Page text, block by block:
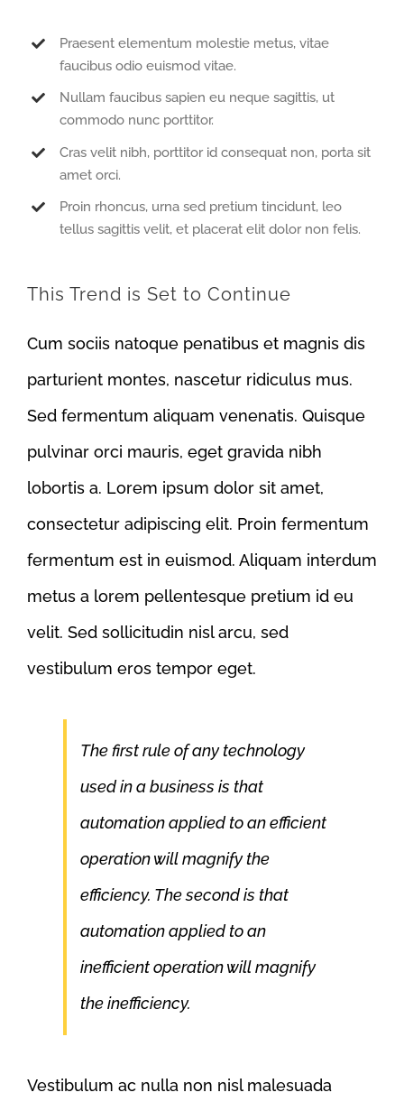
Praesent elementum molestie metus, vitae
faucibus odio euismod vitae.
Nullam faucibus sapien eu neque sagittis, ut
commodo nunc porttitor.
Cras velit nibh, porttitor id consequat non, porta sit
amet orci.
Proin rhoncus, urna sed pretium tincidunt, leo
tellus sagittis velit, et placerat elit dolor non felis.
This Trend is Set to Continue
Cum sociis natoque penatibus et magnis dis
parturient montes, nascetur ridiculus mus.
Sed fermentum aliquam venenatis. Quisque
pulvinar orci mauris, eget gravida nibh
lobortis a. Lorem ipsum dolor sit amet,
consectetur adipiscing elit. Proin fermentum
fermentum est in euismod. Aliquam interdum
metus a lorem pellentesque pretium id eu
velit. Sed sollicitudin nisl arcu, sed
vestibulum eros tempor eget.
The first rule of any technology
used in a business is that
automation applied to an efficient
operation will magnify the
efficiency. The second is that
automation applied to an
inefficient operation will magnify
the inefficiency.
Vestibulum ac nulla non nisl malesuada